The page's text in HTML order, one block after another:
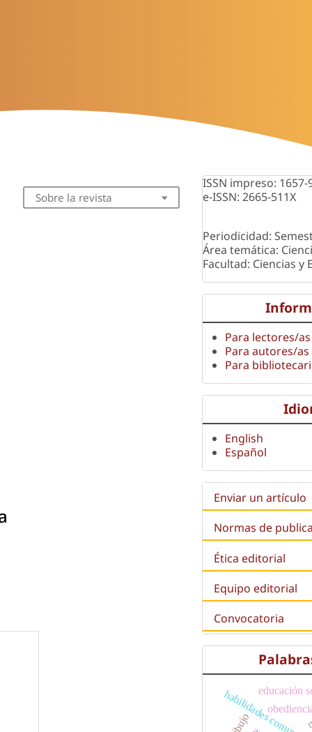
Sobre la revista
ISSN impreso: 1657-
e-ISSN: 2665-511X
Periodicidad:
Área temática:
Facultad: Ciencias y
Para lectores/as
Para autores/as
Para
English
Español
Enviar un artículo
Normas de
Ética editorial
Equipo editorial
Convocatoria
educación
dibujo